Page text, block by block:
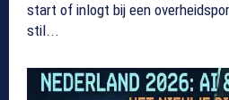
start of inlogt bij een
stil...